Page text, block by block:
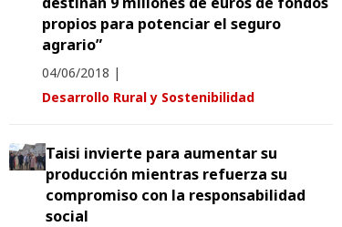
propios para potenciar el seguro
agrario”
04/06/2018 |
Desarrollo Rural y Sostenibilidad
Taisi invierte para aumentar su
producción mientras refuerza su
compromiso con la responsabilidad
social